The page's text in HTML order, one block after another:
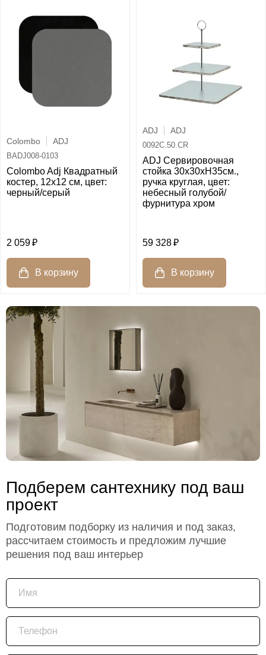
Colombo ADJ
BADJ008-0103
Colombo Adj Квадратный
костер, 12x12 см, цвет:
черный/серый
2 059
ADJ ADJ
0092C.50.CR
ADJ Сервировочная
стойка 30x30xH35см.,
ручка круглая, цвет:
небесный голубой/
фурнитура хром
59 328
Подберем сантехнику под ваш
проект
Подготовим подборку из наличия и под заказ,
рассчитаем стоимость и предложим лучшие
решения под ваш интерьер
Имя
Телефон